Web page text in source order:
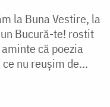
la Buna Vestire, la
Bucură-te! rostit
că poezia
nu reușim de...